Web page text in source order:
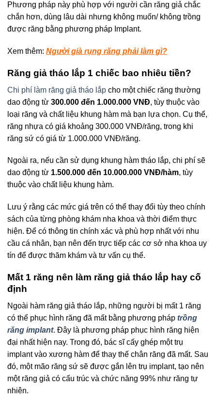
Phương pháp này phù hợp với người cần răng giả chắc
chắn hơn, dùng lâu dài nhưng không muốn/ không trồng
được răng bằng phương pháp Implant.
Xem thêm: Người già rụng răng phải làm gì?
Răng giả tháo lắp 1 chiếc bao nhiêu tiền?
Chi phí làm răng giả tháo lắp cho một chiếc răng thường
dao động từ 300.000 đến 1.000.000 VNĐ, tùy thuộc vào
loại răng và chất liệu khung hàm mà bạn lựa chọn. Cụ thể,
răng nhựa có giá khoảng 300.000 VNĐ/răng, trong khi
răng sứ có giá từ 1.000.000 VNĐ/răng.
Ngoài ra, nếu cần sử dụng khung hàm tháo lắp, chi phí sẽ
dao động từ 1.500.000 đến 10.000.000 VNĐ/hàm, tùy
thuộc vào chất liệu khung hàm.
Lưu ý rằng các mức giá trên có thể thay đổi tùy theo chính
sách của từng phòng khám nha khoa và thời điểm thực
hiện. Để có thông tin chính xác và phù hợp nhất với nhu
cầu cá nhân, bạn nên đến trực tiếp các cơ sở nha khoa uy
tín để được thăm khám và tư vấn cụ thể.
Mất 1 răng nên làm răng giả tháo lắp hay cố
định
Ngoài hàm răng giả tháo lắp, những người bị mất 1 răng
có thể phục hình răng đã mất bằng phương pháp trồng
răng implant. Đây là phương pháp phục hình răng hiện
đại nhất hiện nay. Trong đó, bác sĩ cấy ghép một trụ
implant vào xương hàm để thay thế chân răng đã mất. Sau
đó, một mão răng sứ sẽ được gắn lên trụ implant, tạo nên
một răng giả có cấu trúc và chức năng 99% như răng tự
nhiên.